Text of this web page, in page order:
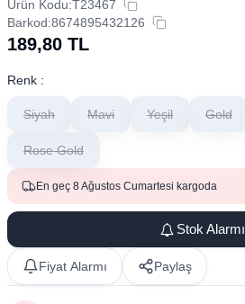
Ürün Kodu:T23467
Barkod:8674895432126
189,80 TL
Renk :
Siyah Mavi Yeşil Gold
Rose Gold
En geç 8 Ağustos Cumartesi kargoda
Stok Alarmı
Fiyat Alarmı Paylaş